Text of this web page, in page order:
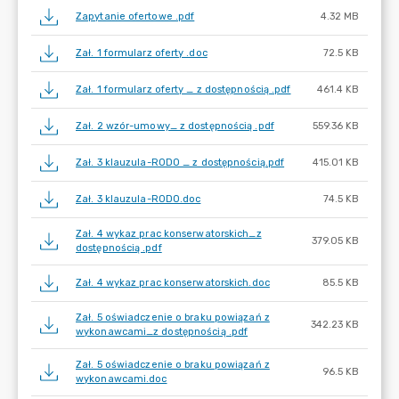
Zapytanie ofertowe .pdf 4.32 MB
Zał. 1 formularz oferty .doc 72.5 KB
Zał. 1 formularz oferty _ z dostępnością .pdf 461.4 KB
Zał. 2 wzór-umowy_ z dostępnością .pdf 559.36 KB
Zał. 3 klauzula-RODO _ z dostępnością.pdf 415.01 KB
Zał. 3 klauzula-RODO.doc 74.5 KB
Zał. 4 wykaz prac konserwatorskich_z
dostępnością .pdf
379.05 KB
Zał. 4 wykaz prac konserwatorskich.doc 85.5 KB
Zał. 5 oświadczenie o braku powiązań z
wykonawcami_z dostępnością .pdf
342.23 KB
Zał. 5 oświadczenie o braku powiązań z
wykonawcami.doc
96.5 KB